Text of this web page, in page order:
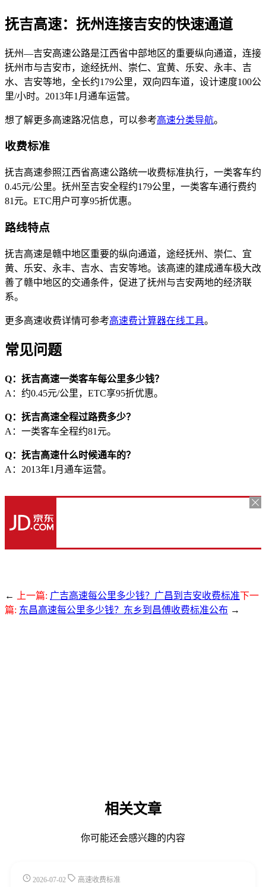
抚吉高速：抚州连接吉安的快速通道
抚州—吉安高速公路是江西省中部地区的重要纵向通道，连接
抚州市与吉安市，途经抚州、崇仁、宜黄、乐安、永丰、吉
水、吉安等地，全长约179公里，双向四车道，设计速度100公
里/小时。2013年1月通车运营。
想了解更多高速路况信息，可以参考高速分类导航。
收费标准
抚吉高速参照江西省高速公路统一收费标准执行，一类客车约
0.45元/公里。抚州至吉安全程约179公里，一类客车通行费约
81元。ETC用户可享95折优惠。
路线特点
抚吉高速是赣中地区重要的纵向通道，途经抚州、崇仁、宜
黄、乐安、永丰、吉水、吉安等地。该高速的建成通车极大改
善了赣中地区的交通条件，促进了抚州与吉安两地的经济联
系。
更多高速收费详情可参考高速费计算器在线工具。
常见问题
Q：抚吉高速一类客车每公里多少钱？
A：约0.45元/公里，ETC享95折优惠。
Q：抚吉高速全程过路费多少？
A：一类客车全程约81元。
Q：抚吉高速什么时候通车的？
A：2013年1月通车运营。
← 上一篇: 广吉高速每公里多少钱？广昌到吉安收费标准下一
篇: 东昌高速每公里多少钱？东乡到昌傅收费标准公布 →
相关文章
你可能还会感兴趣的内容
2026-07-02 高速收费标准